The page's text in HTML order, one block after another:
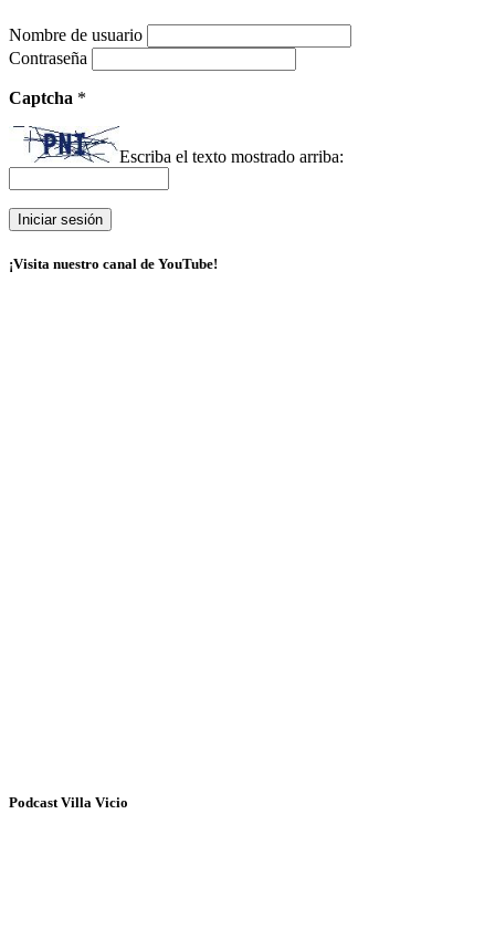
Nombre de usuario
Contraseña
Captcha *
Escriba el texto mostrado arriba:
¡Visita nuestro canal de YouTube!
Podcast Villa Vicio